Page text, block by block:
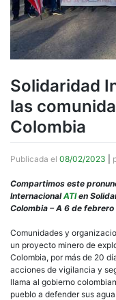
Solidaridad
las
Colombia
Publicada el 08/02/2023
Compartimos este
InternacionalATIen
Colombia – A 6 de
Comunidades y
un proyecto minero de
Colombia, por más de 20
acciones de vigilancia y
llama al gobierno
pueblo a defender sus